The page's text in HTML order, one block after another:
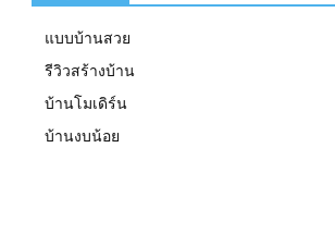
แบบบ้านสวย
รีวิวสร้างบ้าน
บ้านโมเดิร์น
บ้านงบน้อย